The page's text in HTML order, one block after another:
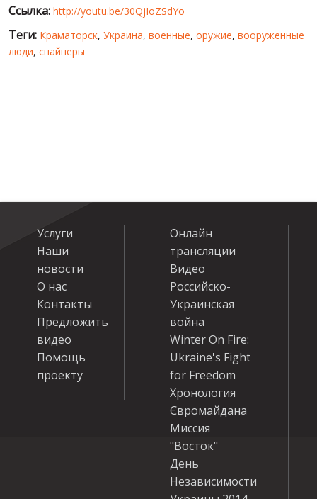
Ссылка: http://youtu.be/30QjIoZSdYo
Теги: Краматорск, Украина, военные, оружие, вооруженные
люди, снайперы
Услуги
Наши
новости
О нас
Контакты
Предложить
видео
Помощь
проекту
Онлайн
трансляции
Видео
Российско-
Украинская
война
Winter On Fire:
Ukraine's Fight
for Freedom
Хронология
Євромайдана
Миссия
"Восток"
День
Независимости